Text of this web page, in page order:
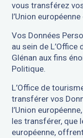
vous transférez
l’Union
Vos Données
au sein de
Glénan aux fins
Politique.
L’Office de
transférer vos
l’Union
les transférer, que
européenne,